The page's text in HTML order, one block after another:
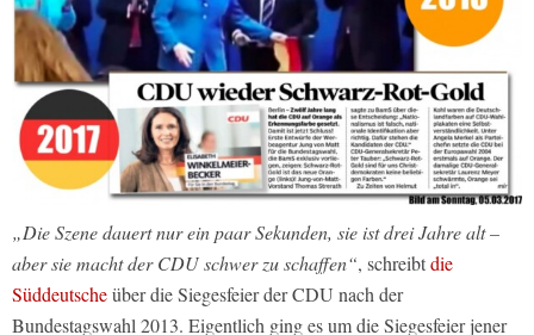
„Die Szene dauert nur ein paar Sekunden, sie ist drei Jahre alt –
aber sie macht der CDU schwer zu schaffen“, schreibtdie
Süddeutscheüber die Siegesfeier der CDU nach der
Bundestagswahl 2013. Eigentlich ging es um die Siegesfeier jener